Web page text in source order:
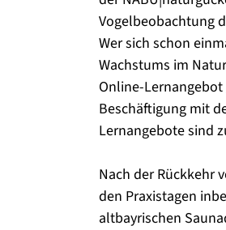
Vogelbeobachtung
Wer sich schon
Wachstums im
Online-Lernangebot
Beschäftigung mit
Lernangebote sind
Nach der Rückkehr
den Praxistagen
altbayrischen